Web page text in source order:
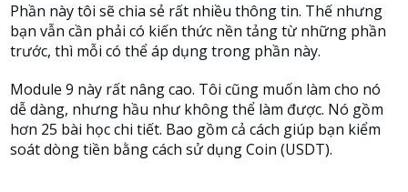
Phần này tôi sẽ chia sẻ rất nhiều thông tin. Thế nhưng
bạn vẫn cần phải có kiến thức nền tảng từ những phần
trước, thì mỗi có thể áp dụng trong phần này.
Module 9 này rất nâng cao. Tôi cũng muốn làm cho nó
dễ dàng, nhưng hầu như không thể làm được. Nó gồm
hơn 25 bài học chi tiết. Bao gồm cả cách giúp bạn kiểm
soát dòng tiền bằng cách sử dụng Coin (USDT).